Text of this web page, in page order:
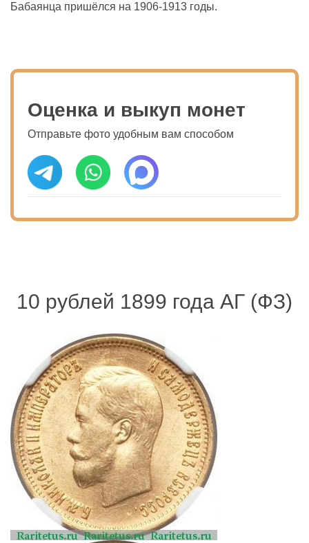
Бабаянца пришёлся на 1906-1913 годы.
Оценка и выкуп монет
Отправьте фото удобным вам способом
10 рублей 1899 года АГ (ФЗ)